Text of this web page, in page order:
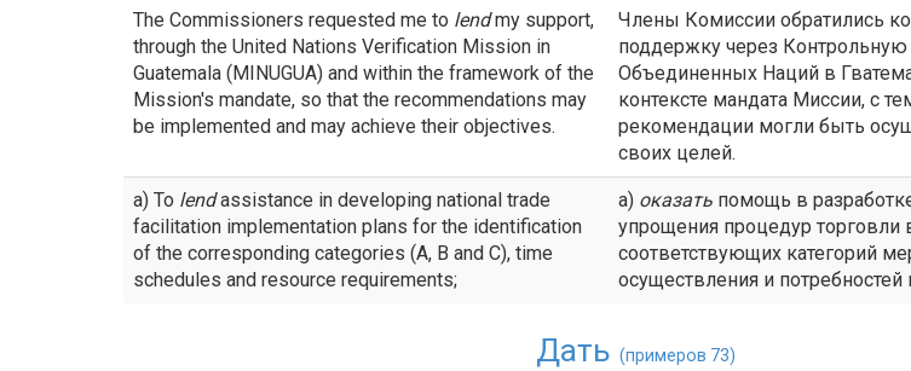
The Commissioners requested me to lendmy support,
through the United Nations Verification Mission in
Guatemala (MINUGUA) and within the framework of the
Mission's mandate, so that the recommendations may
be implemented and may achieve their objectives.
Члены Комиссии обратились
поддержку через
Объединенных Наций в
контексте мандата Миссии, с
рекомендации могли быть
своих целей.
a) To lendassistance in developing national trade
facilitation implementation plans for the identification
of the corresponding categories (A, B and C), time
schedules and resource requirements;
а) оказать помощь в
упрощения процедур торговли
соответствующих категорий
осуществления и потребностей
Дать(примеров 73)